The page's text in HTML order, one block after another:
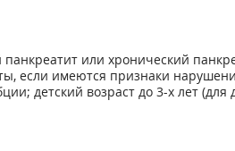
или хронический
если имеются признаки
детский возраст до 3-х лет